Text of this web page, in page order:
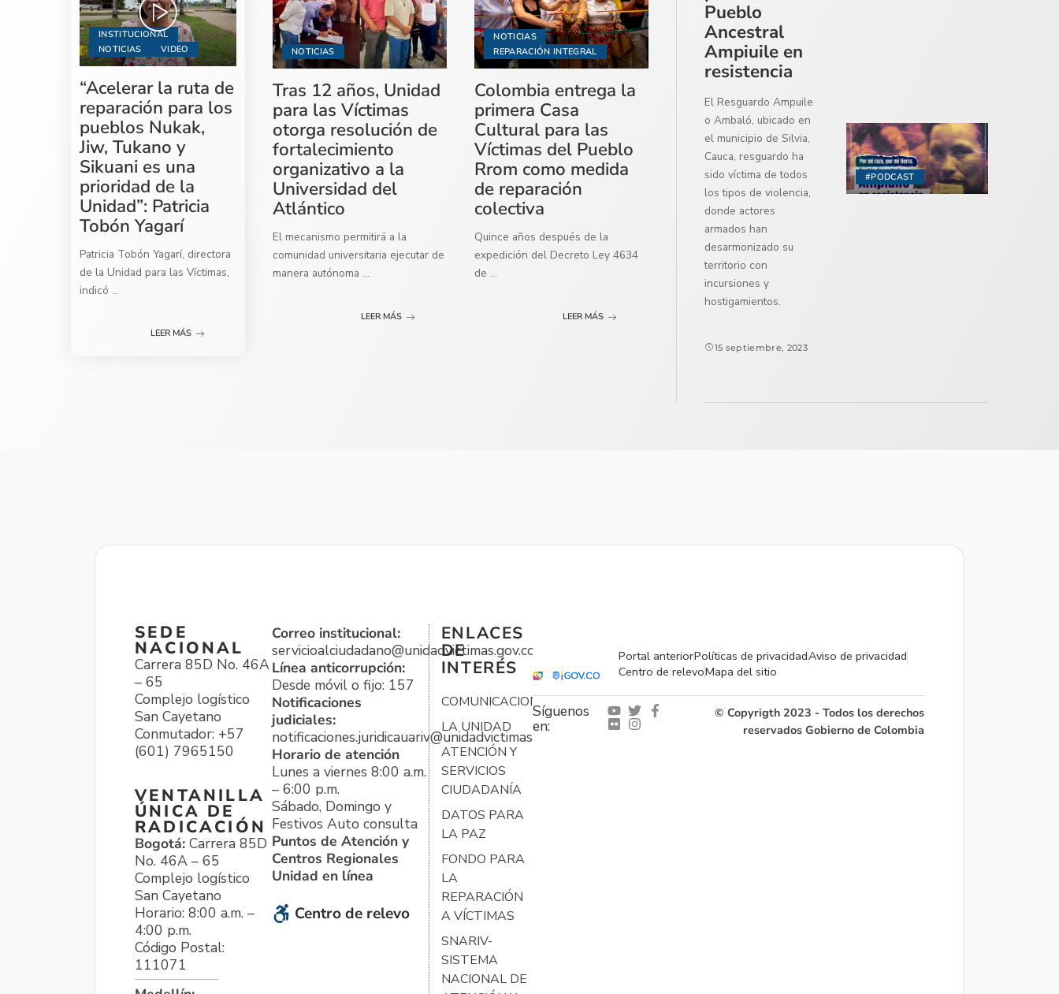
INSTITUCIONAL
NOTICIAS
VIDEO
“Acelerar la ruta de
reparación para los
pueblos Nukak,
Jiw, Tukano y
Sikuani es una
prioridad de la
Unidad”: Patricia
Tobón Yagarí
Patricia Tobón Yagarí, directora
de la Unidad para las Víctimas,
indicó ...
LEER MÁS
NOTICIAS
Tras 12 años, Unidad
para las Víctimas
otorga resolución de
fortalecimiento
organizativo a la
Universidad del
Atlántico
El mecanismo permitirá a la
comunidad universitaria ejecutar de
manera autónoma ...
LEER MÁS
NOTICIAS
REPARACIÓN INTEGRAL
Colombia entrega la
primera Casa
Cultural para las
Víctimas del Pueblo
Rrom como medida
de reparación
colectiva
Quince años después de la
expedición del Decreto Ley 4634
de ...
LEER MÁS
#PODCAST
Pueblo
Ancestral
Ampiuile en
resistencia
El Resguardo Ampuile
o Ambaló, ubicado en
el municipio de Silvia,
Cauca, resguardo ha
sido víctima de todos
los tipos de violencia,
donde actores
armados han
desarmonizado su
territorio con
incursiones y
hostigamientos.
15 septiembre, 2023
SEDE
NACIONAL
Carrera 85D No. 46A
– 65
Complejo logístico
San Cayetano
Conmutador: +57
(601) 7965150
VENTANILLA
ÚNICA DE
RADICACIÓN
Bogotá: Carrera 85D
No. 46A – 65
Complejo logístico
San Cayetano
Horario: 8:00 a.m. –
4:00 p.m.
Código Postal:
111071
Correo institucional:
servicioalciudadano@unidadvictimas.gov.co
Línea anticorrupción:
Desde móvil o fijo: 157
Notificaciones
judiciales:
notificaciones.juridicauariv@unidadvictimas.gov.co
Horario de atención
Lunes a viernes 8:00 a.m.
– 6:00 p.m.
Sábado, Domingo y
Festivos Auto consulta
Puntos de Atención y
Centros Regionales
Unidad en línea
Centro de relevo
ENLACES
DE
INTERÉS
COMUNICACIONES
LA UNIDAD
ATENCIÓN Y
SERVICIOS
CIUDADANÍA
DATOS PARA
LA PAZ
FONDO PARA
LA
REPARACIÓN
A VÍCTIMAS
SNARIV-
SISTEMA
NACIONAL DE
Portal anteriorPolíticas de privacidadAviso de privacidad
Centro de relevoMapa del sitio
Síguenos
en:
© Copyrigth 2023 - Todos los derechos
reservados Gobierno de Colombia